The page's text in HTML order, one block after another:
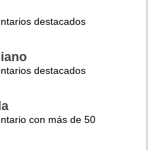
destacados
destacados
con más de 50